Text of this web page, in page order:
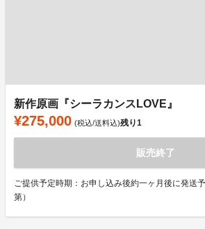
新作原画『シーラカンスLOVE』
¥275,000 (税込/送料込)残り1
販売終了
ご提供予定時期：お申し込み後約一ヶ月後に発送
第）